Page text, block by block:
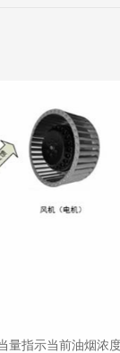
指示当前油烟浓度